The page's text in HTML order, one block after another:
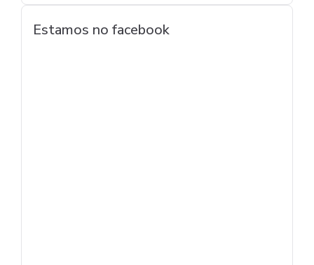
Estamos no facebook